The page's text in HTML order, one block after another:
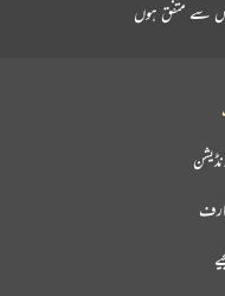
سے متفق ہوں